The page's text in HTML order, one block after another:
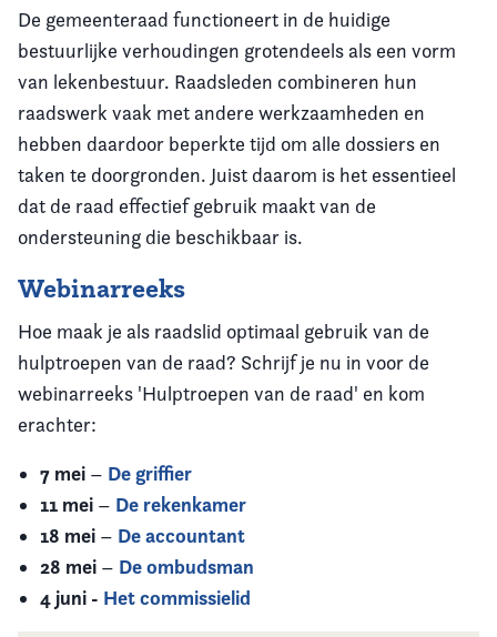
De gemeenteraad functioneert in de huidige
bestuurlijke verhoudingen grotendeels als een vorm
van lekenbestuur. Raadsleden combineren hun
raadswerk vaak met andere werkzaamheden en
hebben daardoor beperkte tijd om alle dossiers en
taken te doorgronden. Juist daarom is het essentieel
dat de raad effectief gebruik maakt van de
ondersteuning die beschikbaar is.
Webinarreeks
Hoe maak je als raadslid optimaal gebruik van de
hulptroepen van de raad? Schrijf je nu in voor de
webinarreeks 'Hulptroepen van de raad' en kom
erachter:
7 mei – De griffier
11 mei – De rekenkamer
18 mei – De accountant
28 mei – De ombudsman
4 juni - Het commissielid